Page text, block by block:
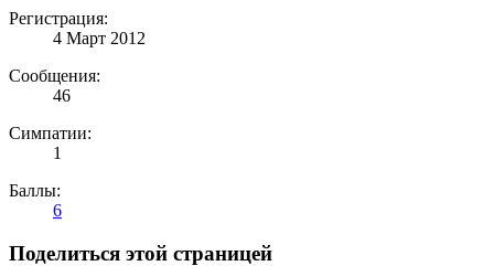
Регистрация:
4 Март 2012
Сообщения:
46
Симпатии:
1
Баллы:
6
Поделиться этой страницей